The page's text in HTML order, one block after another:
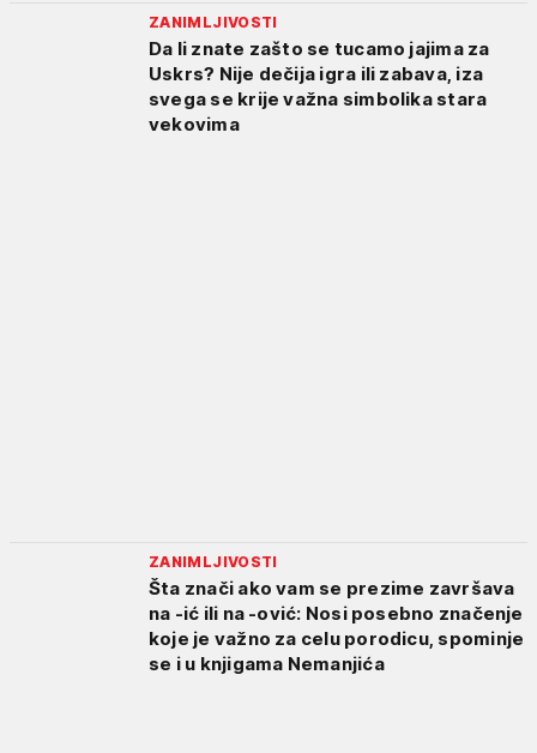
ZANIMLJIVOSTI
Da li znate zašto se tucamo jajima za
Uskrs? Nije dečija igra ili zabava, iza
svega se krije važna simbolika stara
vekovima
ZANIMLJIVOSTI
Šta znači ako vam se prezime završava
na -ić ili na -ović: Nosi posebno značenje
koje je važno za celu porodicu, spominje
se i u knjigama Nemanjića